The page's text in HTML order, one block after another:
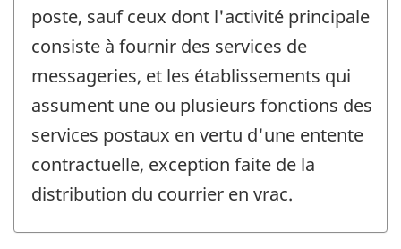
poste, sauf ceux dont l'activité principale
consiste à fournir des services de
messageries, et les établissements qui
assument une ou plusieurs fonctions des
services postaux en vertu d'une entente
contractuelle, exception faite de la
distribution du courrier en vrac.